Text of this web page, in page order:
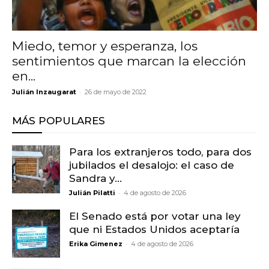
Miedo, temor y esperanza, los
sentimientos que marcan la elección
en...
Julián Inzaugarat - 26 de mayo de 2022
MÁS POPULARES
Para los extranjeros todo, para dos
jubilados el desalojo: el caso de
Sandra y...
Julián Pilatti - 4 de agosto de 2026
El Senado está por votar una ley
que ni Estados Unidos aceptaría
Erika Gimenez - 4 de agosto de 2026